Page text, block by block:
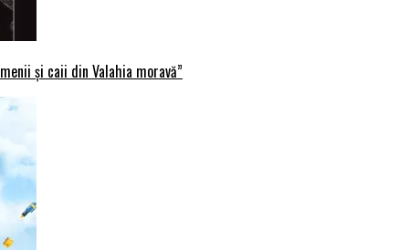
și caii din Valahia moravă”